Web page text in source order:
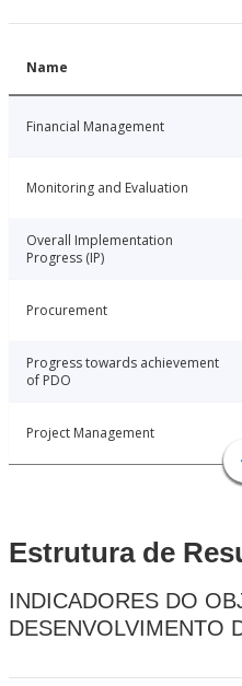
Name
Financial Management
Monitoring and Evaluation
Overall Implementation
Progress (IP)
Procurement
Progress towards achievement
of PDO
Project Management
Estrutura de
INDICADORES DO
DESENVOLVIMENTO